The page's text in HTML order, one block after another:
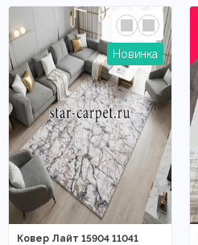
Ковер Лайт 15904 11041